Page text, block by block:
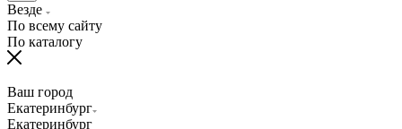
Везде
По всему сайту
По каталогу
Ваш город
Екатеринбург
Екатеринбург